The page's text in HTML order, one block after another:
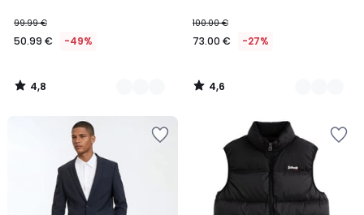
99.99 €
50.99 € -49%
4,8
/
100.00 €
73.00 € -27%
4,6
/